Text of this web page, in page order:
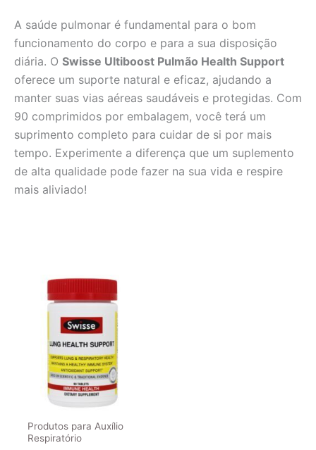
A saúde pulmonar é fundamental para o bom
funcionamento do corpo e para a sua disposição
diária. O Swisse Ultiboost Pulmão Health Support
oferece um suporte natural e eficaz, ajudando a
manter suas vias aéreas saudáveis e protegidas. Com
90 comprimidos por embalagem, você terá um
suprimento completo para cuidar de si por mais
tempo. Experimente a diferença que um suplemento
de alta qualidade pode fazer na sua vida e respire
mais aliviado!
Produtos para Auxílio
Respiratório